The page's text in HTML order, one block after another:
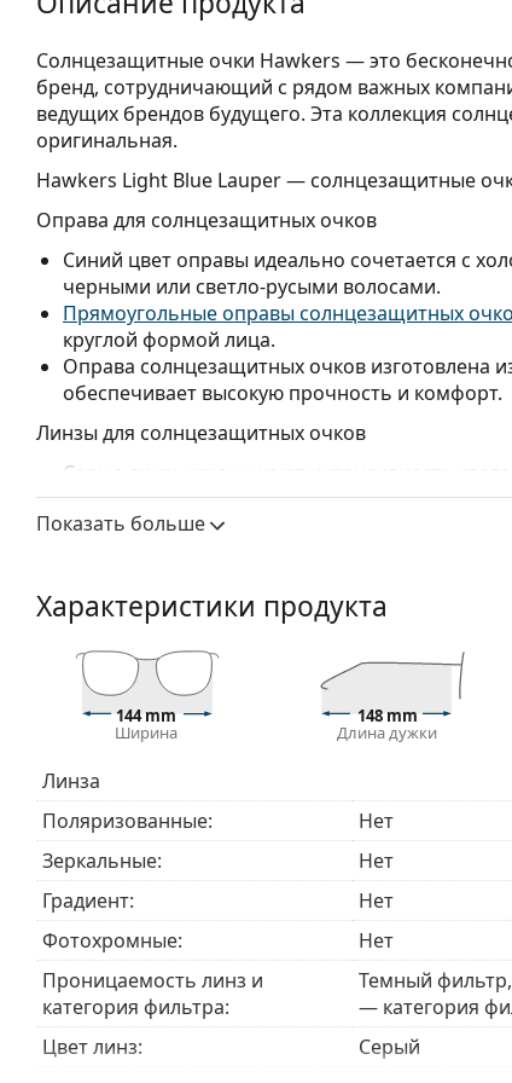
Солнцезащитные очки Hawkers — это
бренд, сотрудничающий с рядом важных
ведущих брендов будущего. Эта коллекция
оригинальная.
Hawkers Light Blue Lauper— солнцезащитные
Оправа для солнцезащитных очков
Синий цвет оправы идеально сочетается с
черными или светло-русыми волосами.
Прямоугольные оправы солнцезащитных
круглой формой лица.
Оправа солнцезащитных очков изготовлена
обеспечивает высокую прочность и комфорт.
Линзы для солнцезащитных очков
Серые линзы уменьшают интенсивность
Линзы изготовлены из пластика, который
Очки имеют защиту UV 400, которая
Изучите ассортиментсолнцезащитных очков
Показать больше
Характеристики продукта
144 mm
Ширина
148 mm
Длина дужки
Линза
Поляризованные:
Нет
Зеркальные:
Нет
Градиент:
Нет
Фотохромные:
Нет
Проницаемость линз и
категория фильтра:
Темный
— категория
Цвет линз:
Серый